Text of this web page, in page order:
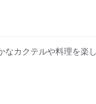
カクテルや料理を楽